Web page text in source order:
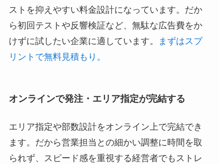
ストを抑えやすい料金設計になっています。だか
ら初回テストや反響検証など、無駄な広告費をか
けずに試したい企業に適しています。
まずはスプ
リントで無料見積もり。
オンラインで発注・エリア指定が完結する
エリア指定や部数設計をオンライン上で完結でき
ます。だから営業担当との細かい調整に時間を取
られず、スピード感を重視する経営者でもストレ